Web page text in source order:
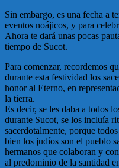
Sin embargo, es una fecha a
eventos noájicos, y para
Ahora te dará unas pocas
tiempo de Sucot.
Para comenzar, recordemos
durante esta festividad los
honor al Eterno, en
la tierra.
Es decir, se les daba a todos
durante Sucot, se los incluía
sacerdotalmente, porque
bien los judíos son el pueblo
hermanos que colaboran y
al predominio de la santidad